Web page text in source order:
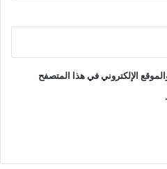
الإلكتروني في هذا المتصفح